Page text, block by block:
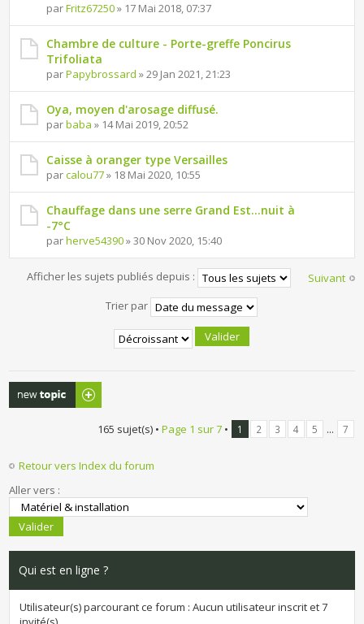
parFritz67250» 17 Mai 2018, 07:37
Chambre de culture - Porte-greffe Poncirus
Trifoliata
parPapybrossard » 29 Jan 2021, 21:23
Oya, moyen d'arosage diffusé.
parbaba » 14 Mai 2019, 20:52
Caisse à oranger type Versailles
parcalou77» 18 Mai 2020, 10:55
Chauffage dans une serre Grand Est...nuit à
-7°C
parherve54390» 30 Nov 2020, 15:40
Suivant
Afficher les sujets publiés depuis :
Trier par
Publier un
nouveau sujet
165 sujet(s) • Page 1 sur7• 1 2 3 4 5 ... 7
Retour vers Index du forum
Aller vers :
Qui est en ligne ?
Utilisateur(s) parcourant ce forum : Aucun utilisateur inscrit et 7